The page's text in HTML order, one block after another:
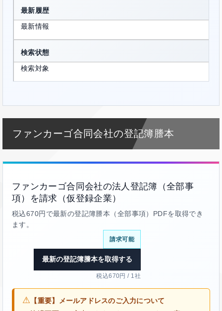
最新履歴
最新情報
検索状態
検索対象
ファンカーゴ合同会社の登記簿謄本
ファンカーゴ合同会社の法人登記簿（全部事
項）を請求（仮登録企業）
税込670円で最新の登記簿謄本（全部事項）PDFを取得でき
ます。
請求可能
最新の登記簿謄本を取得する
税込670円 / 1社
⚠ 【重要】メールアドレスのご入力について